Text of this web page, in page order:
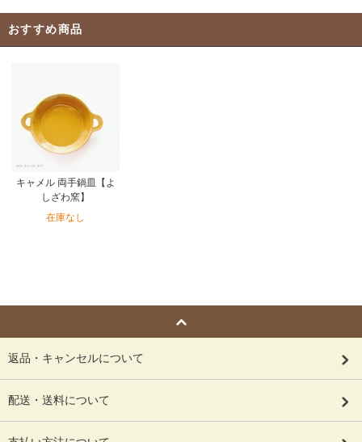
おすすめ商品
キャメル 両手鍋皿【よ
しざわ窯】
在庫なし
返品・キャンセルについて
配送・送料について